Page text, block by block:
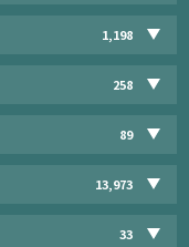
1,198
258
89
13,973
33